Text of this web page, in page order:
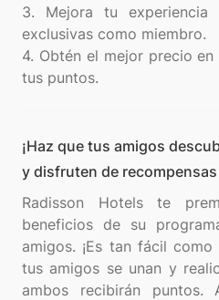
3. Mejora tu experiencia
exclusivas como miembro.
4. Obtén el mejor precio
¡Haz que tus amigos
y disfruten de
Radisson Hotels te
beneficios de su
amigos. ¡Es tan fácil
tus amigos se unan y
ambos recibirán puntos.